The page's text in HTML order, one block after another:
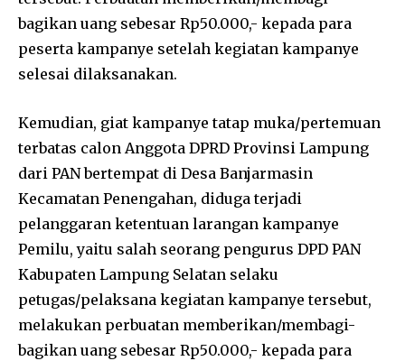
bagikan uang sebesar Rp50.000,- kepada para
peserta kampanye setelah kegiatan kampanye
selesai dilaksanakan.
Kemudian, giat kampanye tatap muka/pertemuan
terbatas calon Anggota DPRD Provinsi Lampung
dari PAN bertempat di Desa Banjarmasin
Kecamatan Penengahan, diduga terjadi
pelanggaran ketentuan larangan kampanye
Pemilu, yaitu salah seorang pengurus DPD PAN
Kabupaten Lampung Selatan selaku
petugas/pelaksana kegiatan kampanye tersebut,
melakukan perbuatan memberikan/membagi-
bagikan uang sebesar Rp50.000,- kepada para